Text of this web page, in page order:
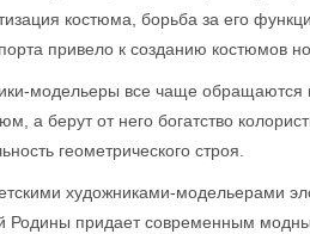
костюма, борьба за его
привело к созданию костюмов
модельеры все чаще
а берут от него богатство
геометрического строя.
художниками-модельерами
Родины придает современным